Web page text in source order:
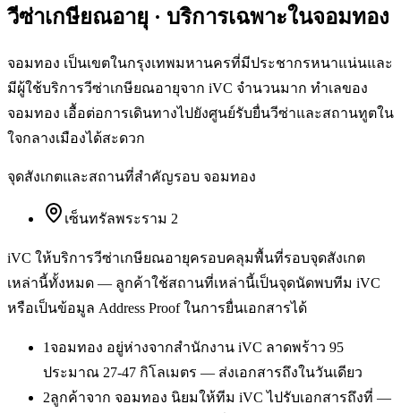
วีซ่าเกษียณอายุ · บริการเฉพาะในจอมทอง
จอมทอง เป็นเขตในกรุงเทพมหานครที่มีประชากรหนาแน่นและ
มีผู้ใช้บริการวีซ่าเกษียณอายุจาก iVC จำนวนมาก ทำเลของ
จอมทอง เอื้อต่อการเดินทางไปยังศูนย์รับยื่นวีซ่าและสถานทูตใน
ใจกลางเมืองได้สะดวก
จุดสังเกตและสถานที่สำคัญรอบ จอมทอง
เซ็นทรัลพระราม 2
iVC ให้บริการวีซ่าเกษียณอายุครอบคลุมพื้นที่รอบจุดสังเกต
เหล่านี้ทั้งหมด — ลูกค้าใช้สถานที่เหล่านี้เป็นจุดนัดพบทีม iVC
หรือเป็นข้อมูล Address Proof ในการยื่นเอกสารได้
1จอมทอง อยู่ห่างจากสำนักงาน iVC ลาดพร้าว 95
ประมาณ 27-47 กิโลเมตร — ส่งเอกสารถึงในวันเดียว
2ลูกค้าจาก จอมทอง นิยมให้ทีม iVC ไปรับเอกสารถึงที่ —